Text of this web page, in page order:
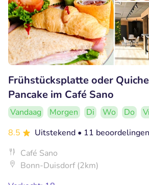
Frühstücksplatte oder
Pancake im Café Sano
Vandaag Morgen Di Wo Do
8.5
Uitstekend • 11 beoordelingen
Café Sano
Bonn-Duisdorf (2km)